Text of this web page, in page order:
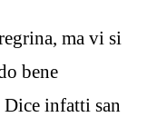
ma vi si
bene
Dice infatti san